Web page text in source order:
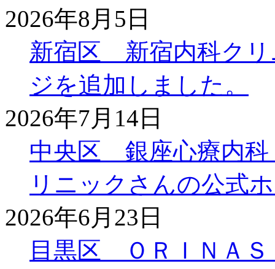
2026年8月5日
新宿区 新宿内科クリ
ジを追加しました。
2026年7月14日
中央区 銀座心療内科
リニックさんの公式
2026年6月23日
目黒区 ＯＲＩＮＡ